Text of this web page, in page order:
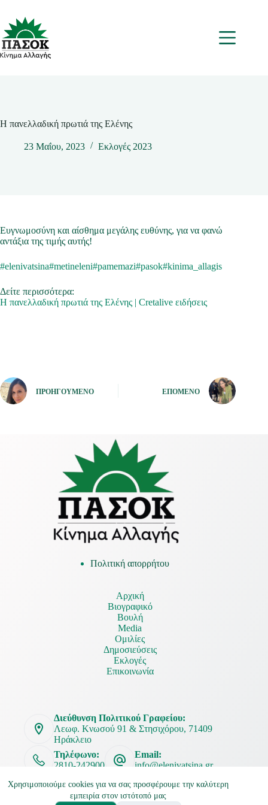
περιεχόμενο
Χρησιμοποιούμε cookies για να σας προσφέρουμε την καλύτερη
εμπειρία στον ιστότοπό μας
Μενου
Η πανελλαδική πρωτιά της Ελένης
23 Μαΐου, 2023 Εκλογές 2023
Ευγνωμοσύνη και αίσθημα μεγάλης ευθύνης, για να φανώ
αντάξια της τιμής αυτής!
#elenivatsina#metineleni#pamemazi#pasok#kinima_allagis
Δείτε περισσότερα:
Η πανελλαδική πρωτιά της Ελένης | Cretalive ειδήσεις
ΠΡΟΗΓΟΎΜΕΝΟ ΕΠΌΜΕΝΟ
Πολιτική απορρήτου
Αρχική
Βιογραφικό
Βουλή
Media
Ομιλίες
Δημοσιεύσεις
Εκλογές
Επικοινωνία
Διεύθυνση Πολιτικού Γραφείου:
Λεωφ. Κνωσού 91 & Στησιχόρου, 71409
Ηράκλειο
Τηλέφωνο:
2810-242900
Email:
info@elenivatsina.gr